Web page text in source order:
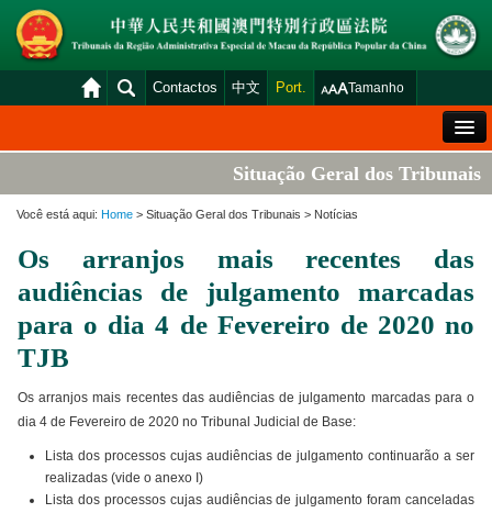
Contactos 中文 Port. Tamanho
Situação Geral dos Tribunais
Distribuição e Marcação
Venda Judicial
Estatística
Consulta das declarações de rendimentos
Download
Plataforma electrónica dos tribunais
Situação Geral dos Tribunais
Você está aqui: Home > Situação Geral dos Tribunais > Notícias
Os arranjos mais recentes das
audiências de julgamento marcadas
para o dia 4 de Fevereiro de 2020 no
TJB
Os arranjos mais recentes das audiências de julgamento marcadas para o
dia 4 de Fevereiro de 2020 no Tribunal Judicial de Base:
Lista dos processos cujas audiências de julgamento continuarão a ser
realizadas (vide o anexo I)
Lista dos processos cujas audiências de julgamento foram canceladas